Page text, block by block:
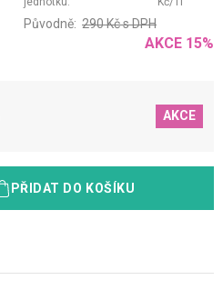
Původně: 290Kčs DPH
AKCE 15%
AKCE
PŘIDAT DO KOŠÍKU